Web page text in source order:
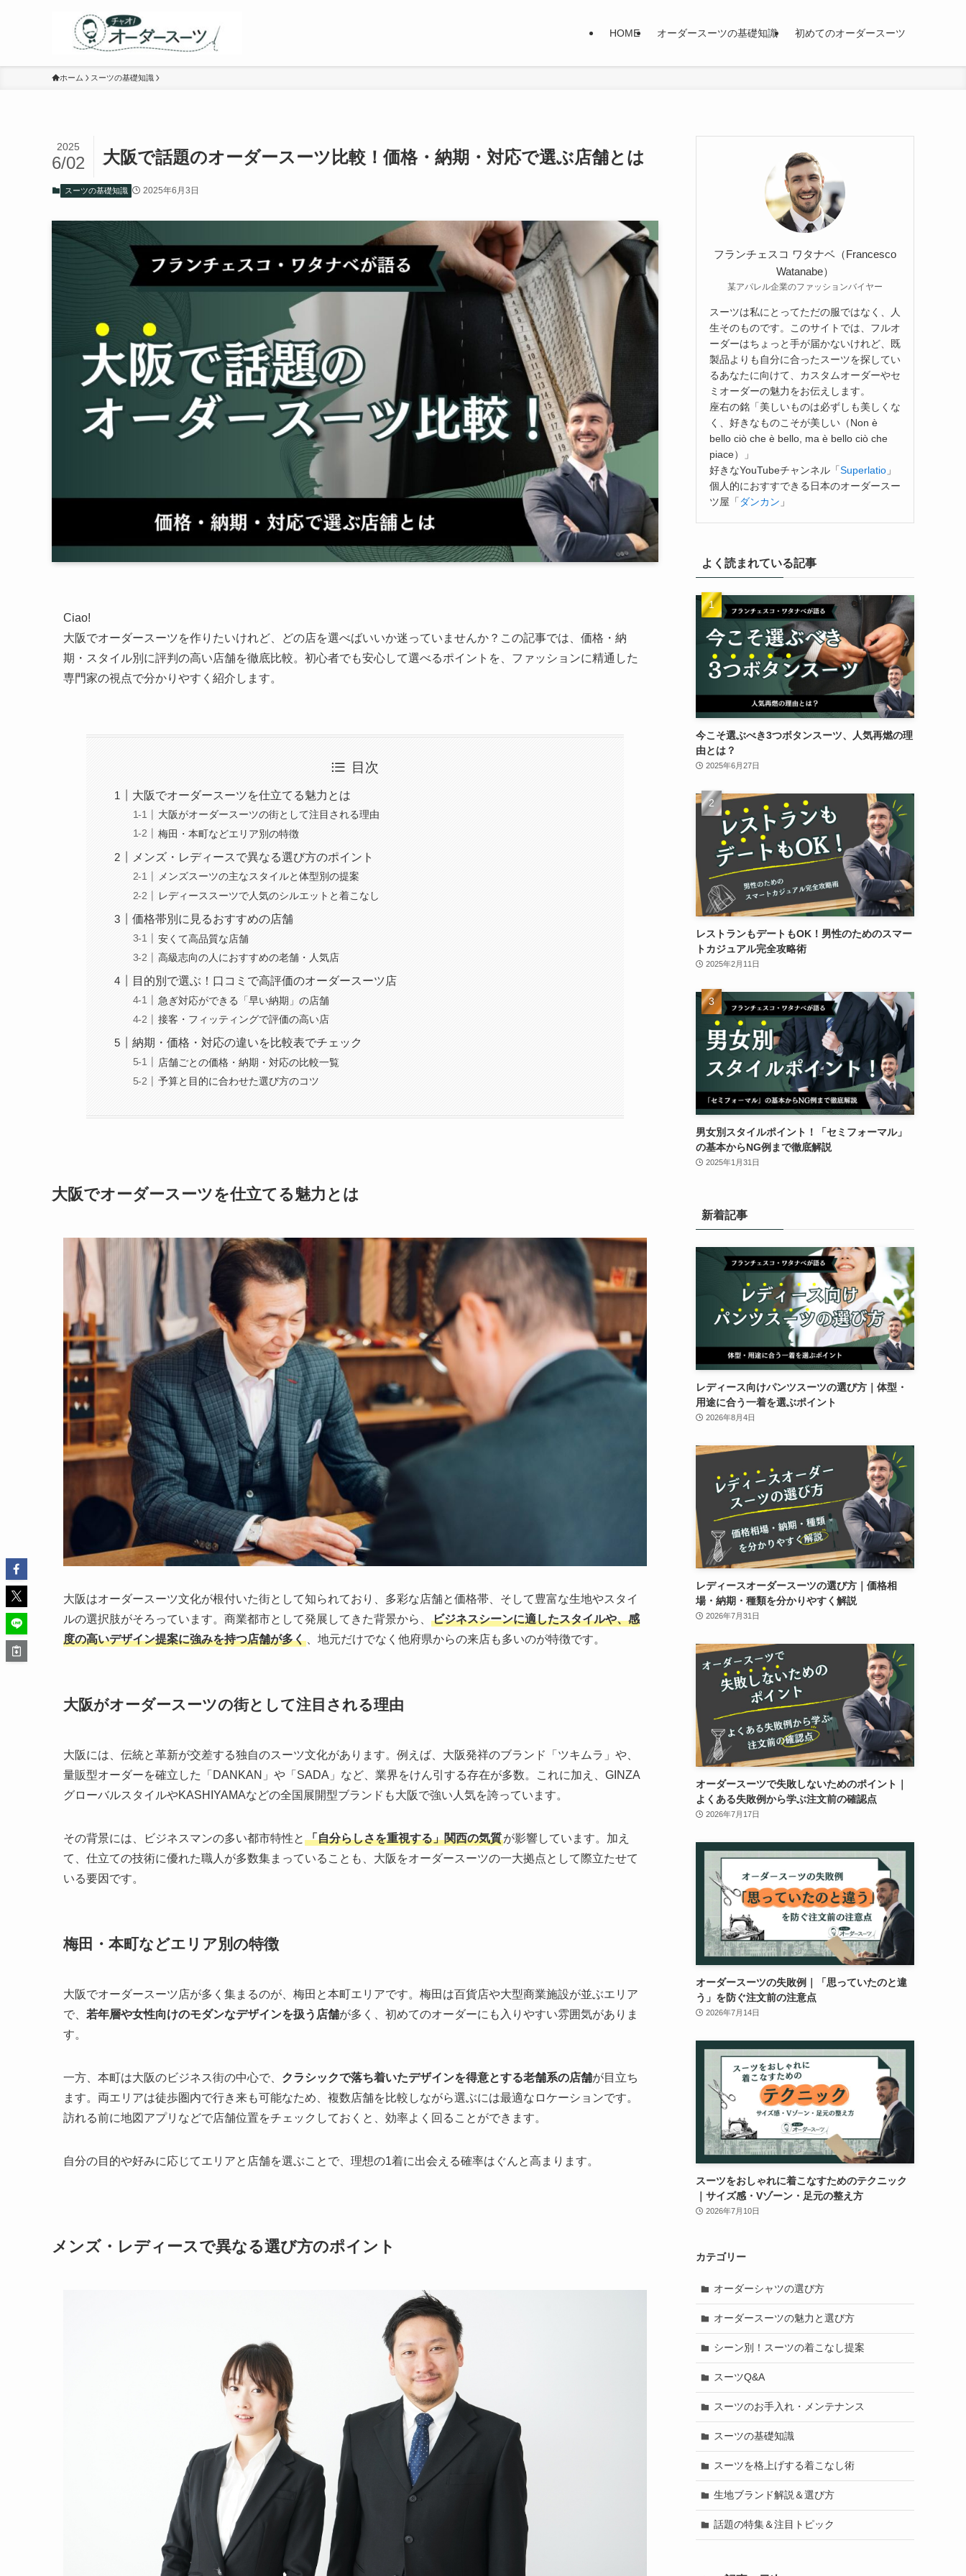
HOME オーダースーツの基礎知識 初めてのオーダースーツ
ホーム スーツの基礎知識
大阪で話題のオーダースーツ比較！価格・納期・対応で選ぶ店舗とは
2025
6/02
スーツの基礎知識 2025年6月3日
Ciao!
大阪でオーダースーツを作りたいけれど、どの店を選べばいいか迷っていませんか？この記事では、価格・納
期・スタイル別に評判の高い店舗を徹底比較。初心者でも安心して選べるポイントを、ファッションに精通した
専門家の視点で分かりやすく紹介します。
目次
大阪でオーダースーツを仕立てる魅力とは
大阪がオーダースーツの街として注目される理由
梅田・本町などエリア別の特徴
メンズ・レディースで異なる選び方のポイント
メンズスーツの主なスタイルと体型別の提案
レディーススーツで人気のシルエットと着こなし
価格帯別に見るおすすめの店舗
安くて高品質な店舗
高級志向の人におすすめの老舗・人気店
目的別で選ぶ！口コミで高評価のオーダースーツ店
急ぎ対応ができる「早い納期」の店舗
接客・フィッティングで評価の高い店
納期・価格・対応の違いを比較表でチェック
店舗ごとの価格・納期・対応の比較一覧
予算と目的に合わせた選び方のコツ
大阪でオーダースーツを仕立てる魅力とは
大阪はオーダースーツ文化が根付いた街として知られており、多彩な店舗と価格帯、そして豊富な生地やスタイ
ルの選択肢がそろっています。商業都市として発展してきた背景から、
ビジネスシーンに適したスタイルや、感
度の高いデザイン提案に強みを持つ店舗が多く
、地元だけでなく他府県からの来店も多いのが特徴です。
大阪がオーダースーツの街として注目される理由
大阪には、伝統と革新が交差する独自のスーツ文化があります。例えば、大阪発祥のブランド「ツキムラ」や、
量販型オーダーを確立した「DANKAN」や「SADA」など、業界をけん引する存在が多数。これに加え、GINZA
グローバルスタイルやKASHIYAMAなどの全国展開型ブランドも大阪で強い人気を誇っています。
その背景には、ビジネスマンの多い都市特性と 「自分らしさを重視する」関西の気質が影響しています。加え
て、仕立ての技術に優れた職人が多数集まっていることも、大阪をオーダースーツの一大拠点として際立たせて
いる要因です。
梅田・本町などエリア別の特徴
大阪でオーダースーツ店が多く集まるのが、梅田と本町エリアです。梅田は百貨店や大型商業施設が並ぶエリア
で、 若年層や女性向けのモダンなデザインを扱う店舗が多く、初めてのオーダーにも入りやすい雰囲気がありま
す。
一方、本町は大阪のビジネス街の中心で、 クラシックで落ち着いたデザインを得意とする老舗系の店舗が目立ち
ます。両エリアは徒歩圏内で行き来も可能なため、複数店舗を比較しながら選ぶには最適なロケーションです。
訪れる前に地図アプリなどで店舗位置をチェックしておくと、効率よく回ることができます。
自分の目的や好みに応じてエリアと店舗を選ぶことで、理想の1着に出会える確率はぐんと高まります。
メンズ・レディースで異なる選び方のポイント
フランチェスコ ワタナベ（Francesco
Watanabe）
某アパレル企業のファッションバイヤー
スーツは私にとってただの服ではなく、人
生そのものです。このサイトでは、フルオ
ーダーはちょっと手が届かないけれど、既
製品よりも自分に合ったスーツを探してい
るあなたに向けて、カスタムオーダーやセ
ミオーダーの魅力をお伝えします。
座右の銘「美しいものは必ずしも美しくな
く、好きなものこそが美しい（Non è
bello ciò che è bello, ma è bello ciò che
piace）」
好きなYouTubeチャンネル「Superlatio 」
個人的におすすできる日本のオーダースー
ツ屋「 ダンカン 」
よく読まれている記事
今こそ選ぶべき3つボタンスーツ、人気再燃の理
由とは？
2025年6月27日
レストランもデートもOK！男性のためのスマー
トカジュアル完全攻略術
2025年2月11日
男女別スタイルポイント！「セミフォーマル」
の基本からNG例まで徹底解説
2025年1月31日
新着記事
レディース向けパンツスーツの選び方｜体型・
用途に合う一着を選ぶポイント
2026年8月4日
レディースオーダースーツの選び方｜価格相
場・納期・種類を分かりやすく解説
2026年7月31日
オーダースーツで失敗しないためのポイント｜
よくある失敗例から学ぶ注文前の確認点
2026年7月17日
オーダースーツの失敗例｜「思っていたのと違
う」を防ぐ注文前の注意点
2026年7月14日
スーツをおしゃれに着こなすためのテクニック
｜サイズ感・Vゾーン・足元の整え方
2026年7月10日
カテゴリー
オーダーシャツの選び方
オーダースーツの魅力と選び方
シーン別！スーツの着こなし提案
スーツQ&A
スーツのお手入れ・メンテナンス
スーツの基礎知識
スーツを格上げする着こなし術
生地ブランド解説＆選び方
話題の特集＆注目トピック